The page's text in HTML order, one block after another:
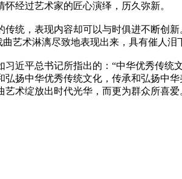
经过艺术家的匠心演绎，历久弥新。
，表现内容却可以与时俱进不断创新
艺术淋漓尽致地表现出来，具有催人泪
平总书记所指出的：“中华优秀传统
扬中华优秀传统文化，传承和弘扬中
术绽放出时代光华，而更为群众所喜爱